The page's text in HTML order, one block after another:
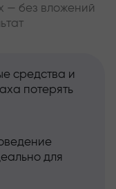
— без вложений
средства и
потерять
для